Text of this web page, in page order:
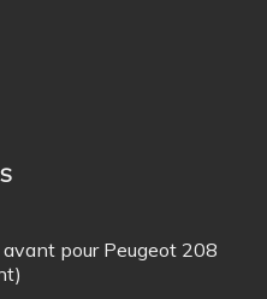
pour Peugeot 208